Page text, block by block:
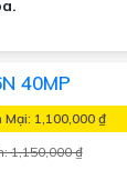
40MP
Mại: 1,100,000 ₫
1,150,000 ₫